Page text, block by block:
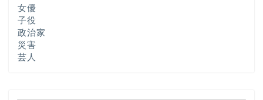
女優
子役
政治家
災害
芸人